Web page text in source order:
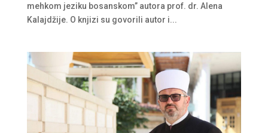
mehkom jeziku bosanskom” autora prof. dr. Alena
Kalajdžije. O knjizi su govorili autor i...